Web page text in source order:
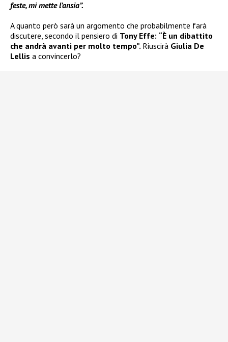
feste, mi mette l’ansia”.
A quanto però sarà un argomento che probabilmente farà
discutere, secondo il pensiero di Tony Effe: “È un dibattito
che andrà avanti per molto tempo”. Riuscirà Giulia De
Lellis a convincerlo?